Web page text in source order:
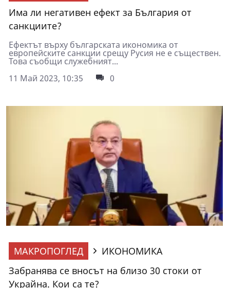
Има ли негативен ефект за България от
санкциите?
Ефектът върху българската икономика от
европейските санкции срещу Русия не е съществен.
Това съобщи служебният...
11 Май 2023, 10:35
0
МАКРОПОГЛЕД
ИКОНОМИКА
Забранява се вносът на близо 30 стоки от
Украйна. Кои са те?